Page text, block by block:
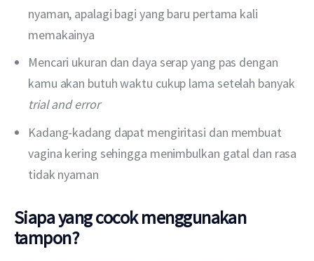
nyaman, apalagi bagi yang baru pertama kali
memakainya
Mencari ukuran dan daya serap yang pas dengan
kamu akan butuh waktu cukup lama setelah banyak
trial and error
Kadang-kadang dapat mengiritasi dan membuat
vagina kering sehingga menimbulkan gatal dan rasa
tidak nyaman
Siapa yang cocok menggunakan
tampon?